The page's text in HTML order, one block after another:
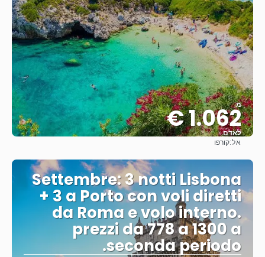
מ
1.062 €
לאדם
אל:קורפו
Settembre: 3 notti Lisbona
+ 3 a Porto con voli diretti
da Roma e volo interno.
prezzi da 778 a 1300 a
seconda periodo.